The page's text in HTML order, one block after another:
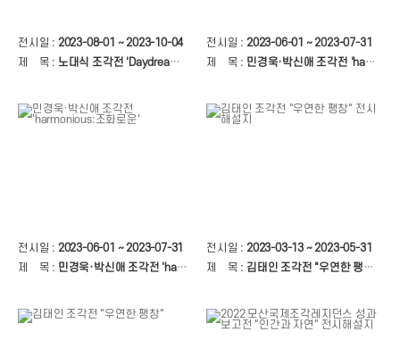
전시일 : 2023-08-01 ~ 2023-10-04
제 목 : 노대식 조각전 'Daydreamer : 꿈 수집가'
전시일 : 2023-06-01 ~ 2023-07-31
제 목 : 민경욱·박신애 조각전 'harmonious:조화로운' 전시해설지
전시일 : 2023-06-01 ~ 2023-07-31
제 목 : 민경욱·박신애 조각전 'harmonious:조화로운'
전시일 : 2023-03-13 ~ 2023-05-31
제 목 : 김태인 조각전 "우연한 팽창" 전시해설지